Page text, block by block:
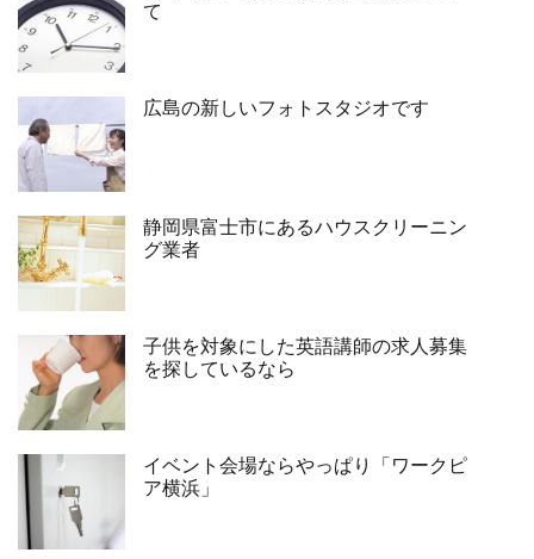
て
広島の新しいフォトスタジオです
静岡県富士市にあるハウスクリーニン
グ業者
子供を対象にした英語講師の求人募集
を探しているなら
イベント会場ならやっぱり「ワークピ
ア横浜」